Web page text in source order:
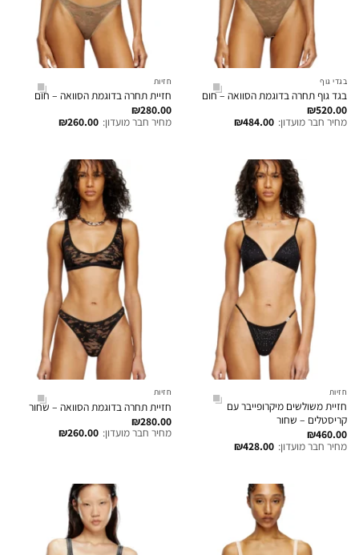
בגדי גוף
בגד גוף תחרה בדוגמת הסוואה – חום
₪520.00
מחיר חבר מועדון: ₪484.00
חזיות
חזיית תחרה בדוגמת הסוואה – חום
₪280.00
מחיר חבר מועדון: ₪260.00
חזיות
חזיית משולשים מיקרופייבר עם
קריסטלים – שחור
₪460.00
מחיר חבר מועדון: ₪428.00
חזיות
חזיית תחרה בדוגמת הסוואה – שחור
₪280.00
מחיר חבר מועדון: ₪260.00